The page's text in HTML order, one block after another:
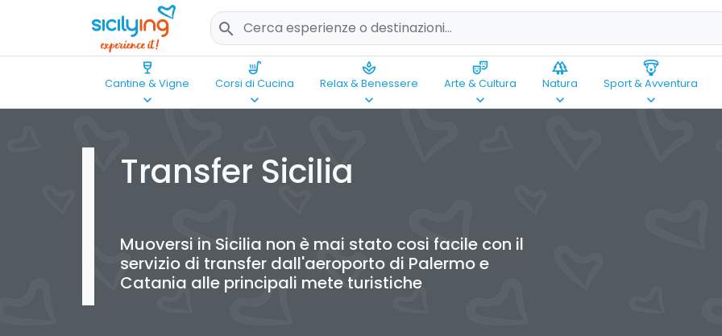
search
wine_bar
Cantine & Vigne
keyboard_arrow_down
soup_kitchen
Corsi di Cucina
keyboard_arrow_down
spa
Relax & Benessere
keyboard_arrow_down
theater_comedy
Arte & Cultura
keyboard_arrow_down
forest
Natura
keyboard_arrow_down
paragliding
Sport & Avventura
keyboard_arrow_down
Transfer Sicilia
Muoversi in Sicilia non è mai stato cosi facile con il
servizio di transfer dall'aeroporto di Palermo e
Catania alle principali mete turistiche